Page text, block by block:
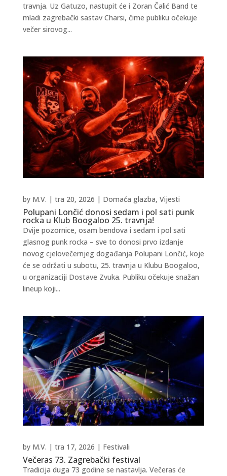
travnja. Uz Gatuzo, nastupit će i Zoran Čalić Band te
mladi zagrebački sastav Charsi, čime publiku očekuje
večer sirovog...
Polupani Lončić donosi sedam i pol sati punk
rocka u Klub Boogaloo 25. travnja!
by M.V. | tra 20, 2026 | Domaća glazba, Vijesti
Dvije pozornice, osam bendova i sedam i pol sati
glasnog punk rocka – sve to donosi prvo izdanje
novog cjelovečernjeg događanja Polupani Lončić, koje
će se održati u subotu, 25. travnja u Klubu Boogaloo,
u organizaciji Dostave Zvuka. Publiku očekuje snažan
lineup koji...
Večeras 73. Zagrebački festival
by M.V. | tra 17, 2026 | Festivali
Tradicija duga 73 godine se nastavlja. Večeras će